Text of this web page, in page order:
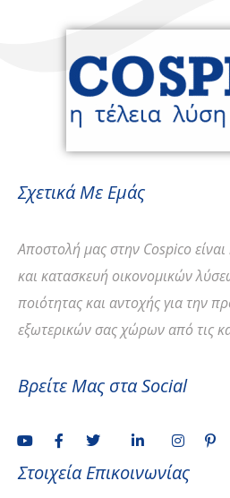
Σχετικά Με Εμάς
Αποστολήμας στην Cospico
και κατασκευή οικονομικών
ποιότητας και αντοχής για την
εξωτερικών σας χώρων από τις
Βρείτε Μας στα Social
Στοιχεία Επικοινωνίας